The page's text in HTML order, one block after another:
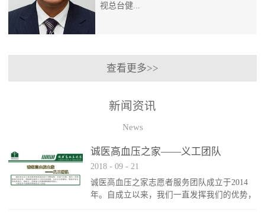
视总台健...
药大学客座教授、吉林省养生保健协会专
划生命》、《健康ABC》、《高血压患者
吉林省委党校、吉林大学、吉林大学商学
和各级医院讲演，亦在以上院校EMBA班
讲座，其视频在山东、江苏和长春电视台
都有播出。 通过以上讲座，逐步形成了
健康管理系列讲座。通过分析与健康相关
查看更多>>
新闻资讯
News
诚医高血压之家——义工团队
2018 - 09 - 21
诚医高血压之家志愿者服务团队成立于2014
年。自成立以来，我们一直发挥我们的优势，